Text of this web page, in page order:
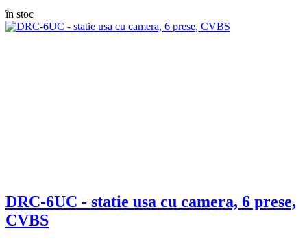
în stoc
DRC-6UC - statie usa cu camera, 6 prese,
CVBS